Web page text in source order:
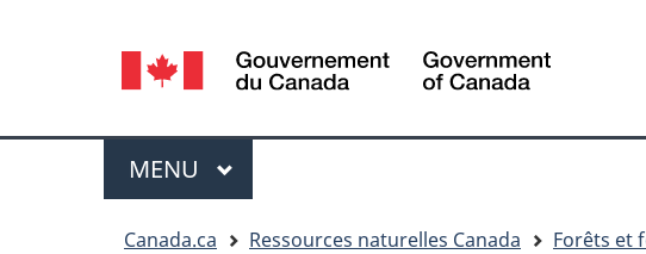
Sélection
de
la
langue
Canada
Menu
MENU PRINCIPAL
Canada.ca Ressources naturelles Canada Forêts et